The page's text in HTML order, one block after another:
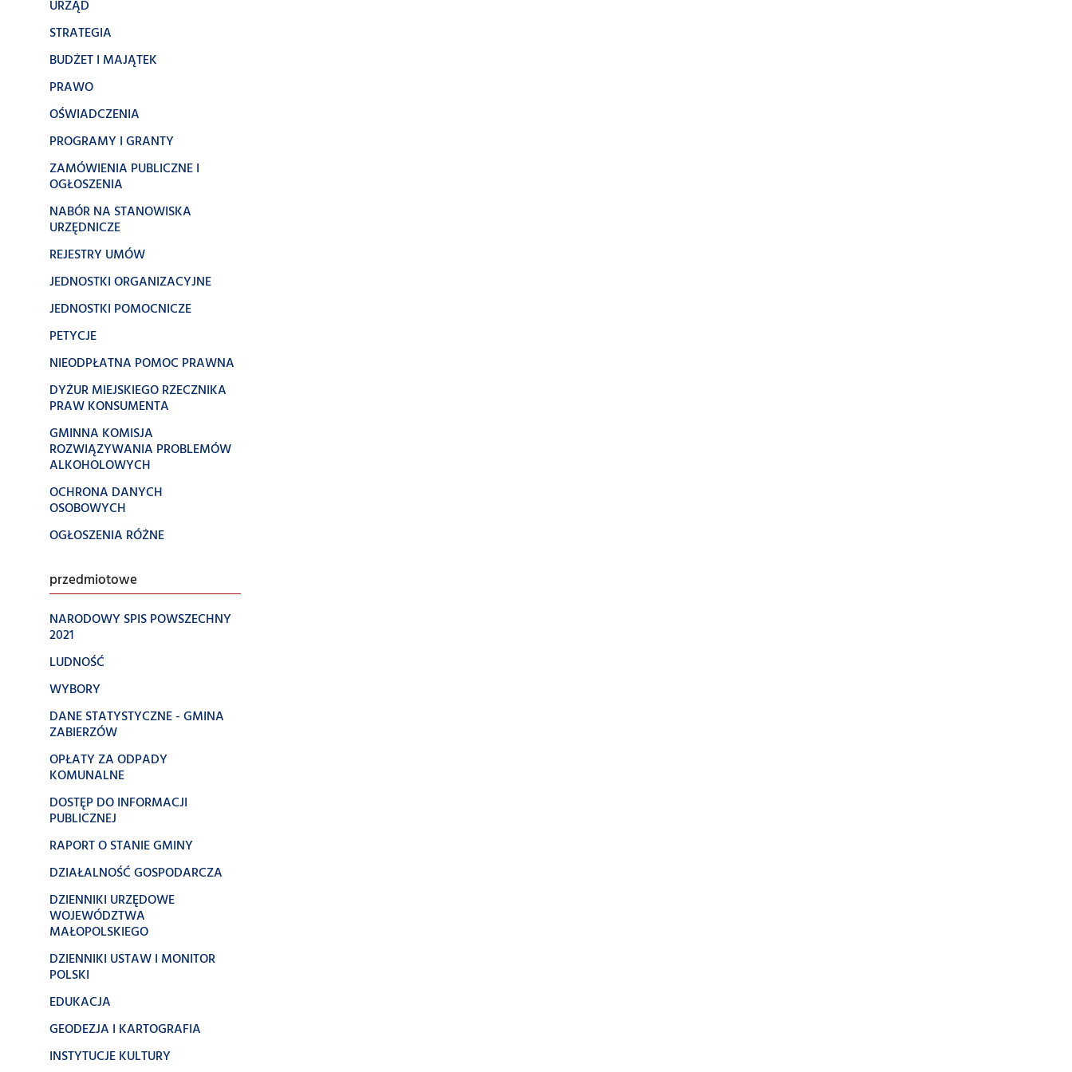
URZĄD
STRATEGIA
BUDŻET I MAJĄTEK
PRAWO
OŚWIADCZENIA
PROGRAMY I GRANTY
ZAMÓWIENIA PUBLICZNE I
OGŁOSZENIA
NABÓR NA STANOWISKA
URZĘDNICZE
REJESTRY UMÓW
JEDNOSTKI ORGANIZACYJNE
JEDNOSTKI POMOCNICZE
PETYCJE
NIEODPŁATNA POMOC PRAWNA
DYŻUR MIEJSKIEGO RZECZNIKA
PRAW KONSUMENTA
GMINNA KOMISJA
ROZWIĄZYWANIA PROBLEMÓW
ALKOHOLOWYCH
OCHRONA DANYCH
OSOBOWYCH
OGŁOSZENIA RÓŻNE
przedmiotowe
NARODOWY SPIS POWSZECHNY
2021
LUDNOŚĆ
WYBORY
DANE STATYSTYCZNE - GMINA
ZABIERZÓW
OPŁATY ZA ODPADY
KOMUNALNE
DOSTĘP DO INFORMACJI
PUBLICZNEJ
RAPORT O STANIE GMINY
DZIAŁALNOŚĆ GOSPODARCZA
DZIENNIKI URZĘDOWE
WOJEWÓDZTWA
MAŁOPOLSKIEGO
DZIENNIKI USTAW I MONITOR
POLSKI
EDUKACJA
GEODEZJA I KARTOGRAFIA
INSTYTUCJE KULTURY